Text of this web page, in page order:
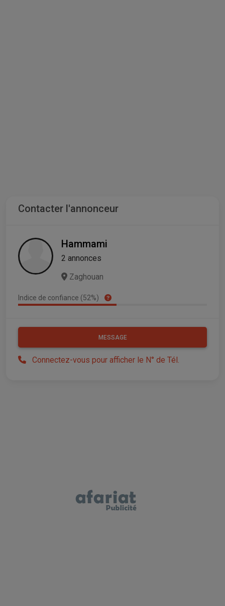
Contacter l'annonceur
Hammami
2 annonces
Zaghouan
Indice de confiance (52%)
MESSAGE
Connectez-vous pour afficher le N° de Tél.